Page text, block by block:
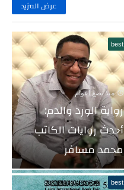
عرض المزيد
best
منذ بضع اعوام
رواية الورد والدم:
أحدث روايات الكاتب
محمد مسافر
best